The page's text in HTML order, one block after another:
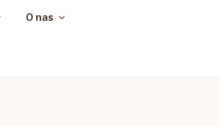
O nas